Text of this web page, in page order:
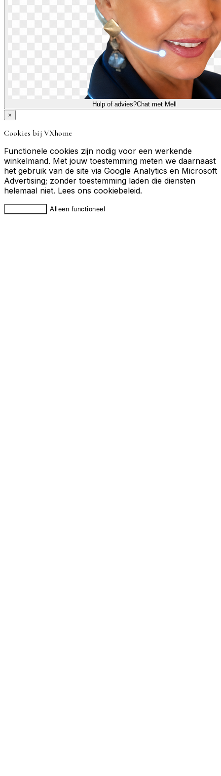
Hulp of advies?Chat met Mell
×
Cookies bij VXhome
Functionele cookies zijn nodig voor een werkende
winkelmand. Met jouw toestemming meten we daarnaast
het gebruik van de site via Google Analytics en Microsoft
Advertising; zonder toestemming laden die diensten
helemaal niet. Lees ons cookiebeleid.
Alleen functioneel